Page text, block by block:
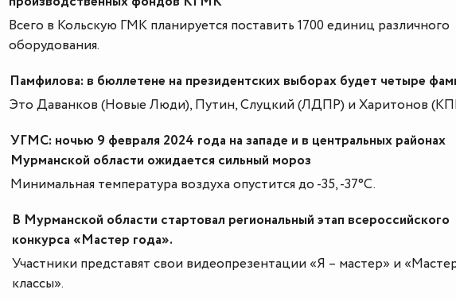
Всего в Кольскую ГМК планируется поставить 1700 единиц различного
оборудования.
Памфилова: в бюллетене на президентских выборах будет четыре
Это Даванков (Новые Люди), Путин, Слуцкий (ЛДПР) и Харитонов
УГМС: ночью 9 февраля 2024 года на западе и в центральных районах
Мурманской области ожидается сильный мороз
Минимальная температура воздуха опустится до -35, -37°С.
В Мурманской области стартовал региональный этап всероссийского
конкурса «Мастер года».
Участники представят свои видеопрезентации «Я – мастер» и
классы».